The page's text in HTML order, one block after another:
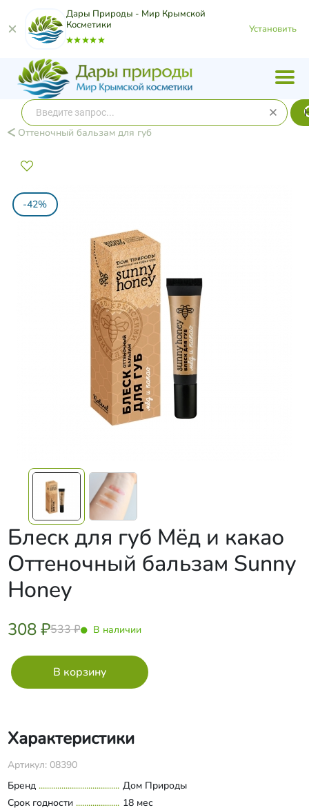
Дары Природы - Мир Крымской
Косметики
Установить
Оттеночный бальзам для губ
-42%
Блеск для губ Мёд и какао
Оттеночный бальзам Sunny
Honey
308 ₽533 ₽ В наличии
Характеристики
Артикул: 08390
Бренд
Дом Природы
Срок годности
18 мес